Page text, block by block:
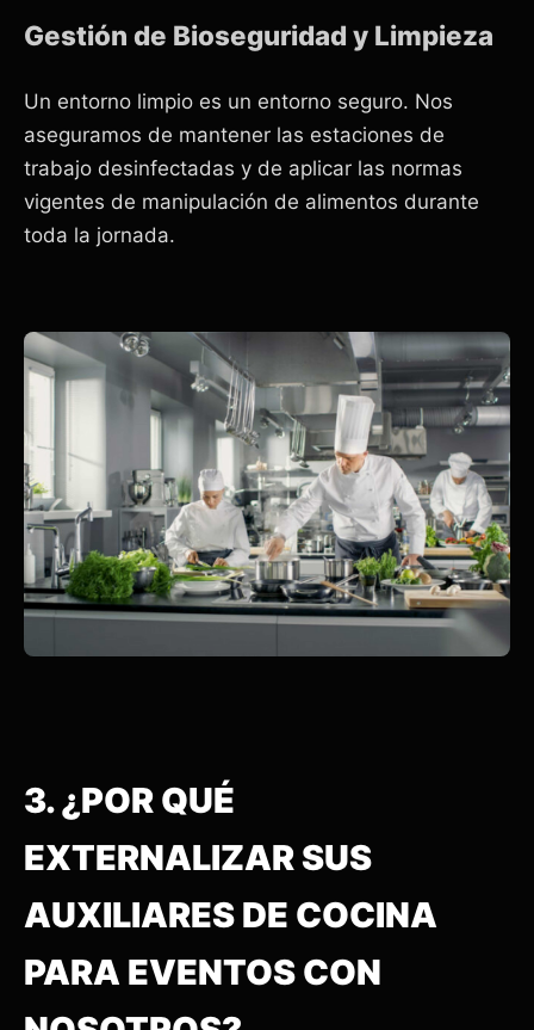
Gestión de Bioseguridad y Limpieza
Un entorno limpio es un entorno seguro. Nos
aseguramos de mantener las estaciones de
trabajo desinfectadas y de aplicar las normas
vigentes de manipulación de alimentos durante
toda la jornada.
3. ¿POR QUÉ
EXTERNALIZAR SUS
AUXILIARES DE COCINA
PARA EVENTOS CON